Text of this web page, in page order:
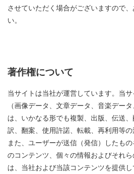
させていただく場合がございますので
い。
著作権について
当サイトは当社が運営しています。当
（画像データ、文章データ、音楽デー
は、いかなる形でも複製、出版、伝送
訳、翻案、使用許諾、転載、再利用等の
また、ユーザーが送信（発信）したも
のコンテンツ、個々の情報およびそれ
は、当社および当該コンテンツを提供